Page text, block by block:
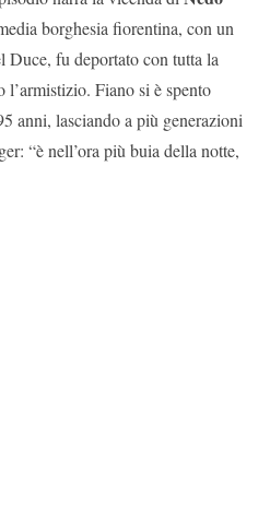
borghesia fiorentina, con un
Duce, fu deportato con tutta la
l’armistizio. Fianosi è spento
anni, lasciando a più generazioni
“è nell’ora più buia della notte,